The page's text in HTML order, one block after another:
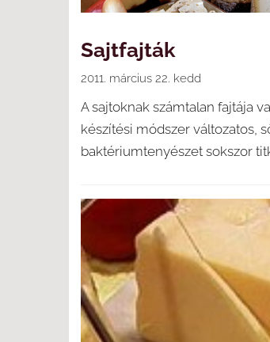
Sajtfajták
2011. március 22. kedd
A sajtoknak számtalan fajtája
készítési módszer változatos,
baktériumtenyészet sokszor